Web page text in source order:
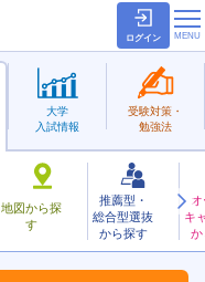
ログイン
地図から探
す
推薦型・
総合型選抜
から探す
キ
か
大学
入試情報
受験対策・
勉強法
お気に入り